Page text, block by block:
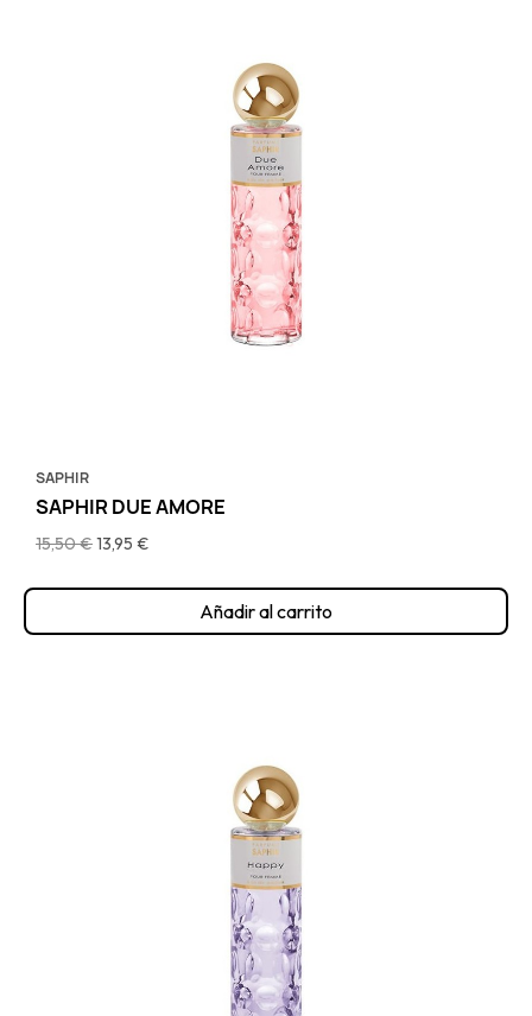
SAPHIR
SAPHIR DUE AMORE
15,50 €13,95 €
Añadir al carrito